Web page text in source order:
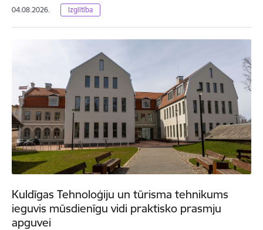
04.08.2026. Izglītība
Kuldīgas Tehnoloģiju un tūrisma tehnikums
ieguvis mūsdienīgu vidi praktisko prasmju
apguvei